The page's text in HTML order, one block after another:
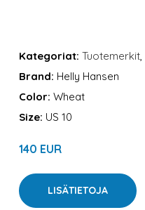
Kategoriat: Tuotemerkit,
Brand: Helly Hansen
Color: Wheat
Size: US 10
140 EUR
LISÄTIETOJA